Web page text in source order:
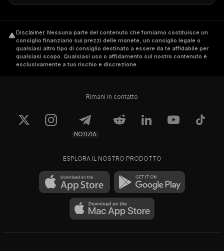
Disclaimer. Nessuna parte del contenuto che forniamo costituisce un
consiglio finanziario sui prezzi delle monete, un consiglio legale o
qualsiasi altro tipo di consiglio destinato a essere da te affidabile per
qualsiasi scopo. Qualsiasi uso o affidamento sul nostro contenuto è
esclusivamente a tuo rischio e discrezione.
Rimani in contatto
NOTIZIA
ESPLORA IL NOSTRO PRODOTTO